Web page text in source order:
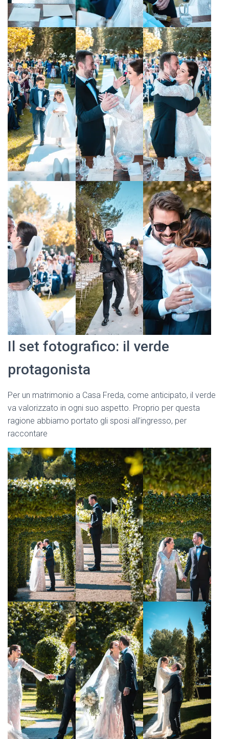
Il set fotografico: il verde
protagonista
Per un matrimonio a Casa Freda, come anticipato, il verde
va valorizzato in ogni suo aspetto. Proprio per questa
ragione abbiamo portato gli sposi all’ingresso, per
raccontare